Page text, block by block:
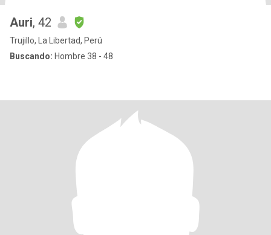
Auri, 42
Trujillo, La Libertad, Perú
Buscando: Hombre 38 - 48